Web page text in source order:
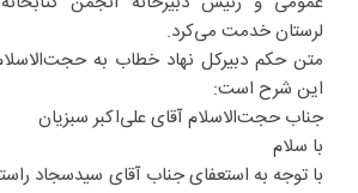
لرستان خدمت می‌کرد.
متن حکم دبیرکل نهاد خطاب به
این شرح است:
جناب حجت‌الاسلام آقای علی‌اکبر سبزیان
با سلام
با توجه به استعفای جناب آقای سیدسجاد